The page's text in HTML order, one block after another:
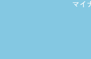
マイ